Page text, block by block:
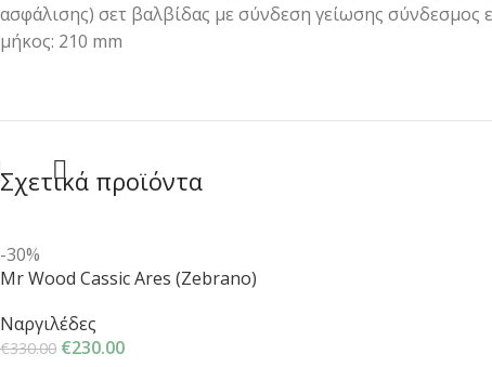
ασφάλισης) σετ βαλβίδας με σύνδεση γείωσης
μήκος: 210 mm
Σχετικά προϊόντα
-30%
Mr Wood Cassic Ares (Zebrano)
Ναργιλέδες
€330.00 €230.00